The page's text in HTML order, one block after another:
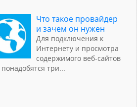
Что такое провайдер
и зачем он нужен
Для подключения к
Интернету и просмотра
содержимого веб-сайтов
три...